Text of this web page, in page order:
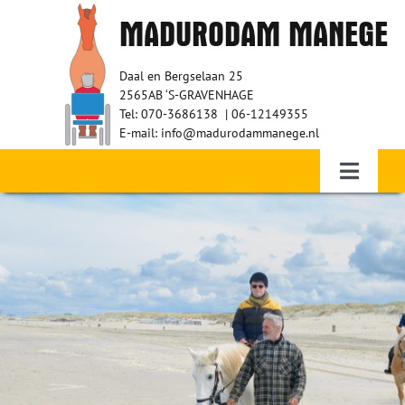
MADURODAM MANEGE
Daal en Bergselaan 25
2565AB ‘S-GRAVENHAGE
Tel: 070-3686138 | 06-12149355
E-mail: info@madurodammanege.nl
Toggle
Home – Therapeutisch paardrijden
WIE ZIJN WIJ?
RUITERS
VRIJWILLIGERS
SPONSORS